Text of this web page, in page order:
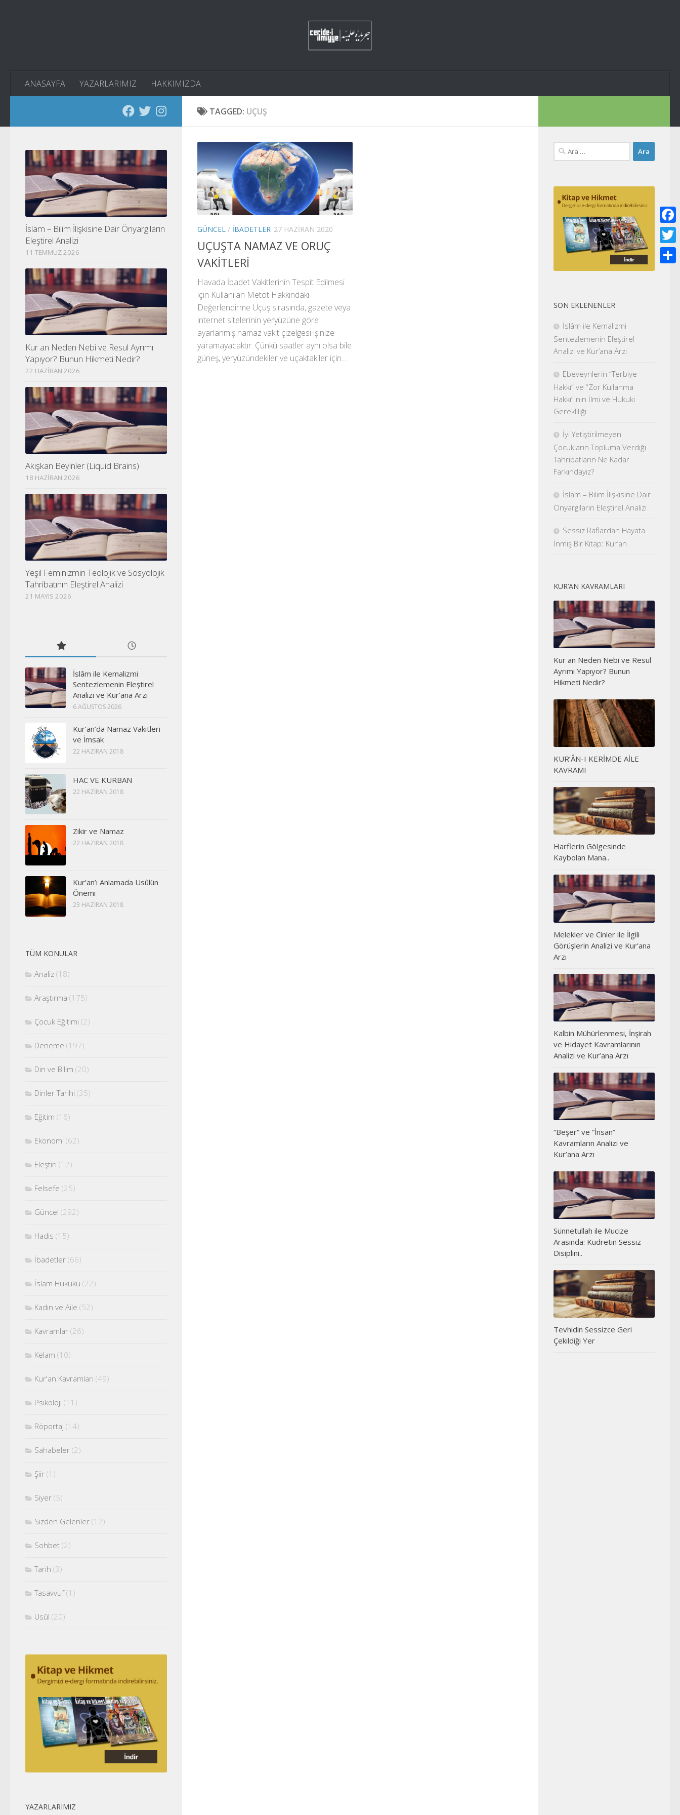
ANASAYFA YAZARLARIMIZ HAKKIMIZDA
TAGGED: UÇUŞ
GÜNCEL / İBADETLER 27 HAZIRAN 2020
UÇUŞTA NAMAZ VE ORUÇ
VAKİTLERİ
Havada İbadet Vakitlerinin Tespit Edilmesi
için Kullanılan Metot Hakkındaki
Değerlendirme Uçuş sırasında, gazete veya
internet sitelerinin yeryüzüne göre
ayarlanmış namaz vakit çizelgesi işinize
yaramayacaktır. Çünkü saatler aynı olsa bile
güneş, yeryüzündekiler ve uçaktakiler için...
İslam – Bilim İlişkisine Dair Önyargıların
Eleştirel Analizi
11 TEMMUZ 2026
Kur an Neden Nebi ve Resul Ayrımı
Yapıyor? Bunun Hikmeti Nedir?
22 HAZIRAN 2026
Akışkan Beyinler (Liquid Brains)
18 HAZIRAN 2026
Yeşil Feminizmin Teolojik ve Sosyolojik
Tahribatının Eleştirel Analizi
21 MAYIS 2026
İslâm ile Kemalizmi
Sentezlemenin Eleştirel
Analizi ve Kur’ana Arzı
6 AĞUSTOS 2026
Kur’an’da Namaz Vakitleri
ve İmsak
22 HAZIRAN 2018
HAC VE KURBAN
22 HAZIRAN 2018
Zikir ve Namaz
22 HAZIRAN 2018
Kur’an’ı Anlamada Usûlün
Önemi
23 HAZIRAN 2018
TÜM KONULAR
Analiz (18)
Araştırma (175)
Çocuk Eğitimi (2)
Deneme (197)
Din ve Bilim (20)
Dinler Tarihi (35)
Eğitim (16)
Ekonomi (62)
Eleştiri (12)
Felsefe (25)
Güncel (292)
Hadis (15)
İbadetler (66)
İslam Hukuku (22)
Kadın ve Aile (52)
Kavramlar (26)
Kelam (10)
Kur'an Kavramları (49)
Psikoloji (11)
Röportaj (14)
Sahabeler (2)
Şiir (1)
Siyer (5)
Sizden Gelenler (12)
Sohbet (2)
Tarih (3)
Tasavvuf(1)
Usûl (20)
YAZARLARIMIZ
Arama:
SON EKLENENLER
İslâm ile Kemalizmi
Sentezlemenin Eleştirel
Analizi ve Kur’ana Arzı
Ebeveynlerin “Terbiye
Hakkı” ve “Zor Kullanma
Hakkı” nın İlmi ve Hukuki
Gerekliliği
İyi Yetiştirilmeyen
Çocukların Topluma Verdiği
Tahribatların Ne Kadar
Farkındayız?
İslam – Bilim İlişkisine Dair
Önyargıların Eleştirel Analizi
Sessiz Raflardan Hayata
İnmiş Bir Kitap: Kur’an
KUR’AN KAVRAMLARI
Kur an Neden Nebi ve Resul
Ayrımı Yapıyor? Bunun
Hikmeti Nedir?
KUR’ÂN-I KERİMDE AİLE
KAVRAMI
Harflerin Gölgesinde
Kaybolan Mana..
Melekler ve Cinler ile İlgili
Görüşlerin Analizi ve Kur’ana
Arzı
Kalbin Mühürlenmesi, İnşirah
ve Hidayet Kavramlarının
Analizi ve Kur’ana Arzı
“Beşer” ve “İnsan”
Kavramların Analizi ve
Kur’ana Arzı
Sünnetullah ile Mucize
Arasında: Kudretin Sessiz
Disiplini..
Tevhidin Sessizce Geri
Çekildiği Yer